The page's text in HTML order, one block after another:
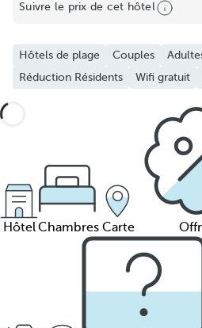
Suivre le prix de cet hôtel
Hôtels de plage Couples
Réduction Résidents
Wifi gratuit
HôtelChambres Carte